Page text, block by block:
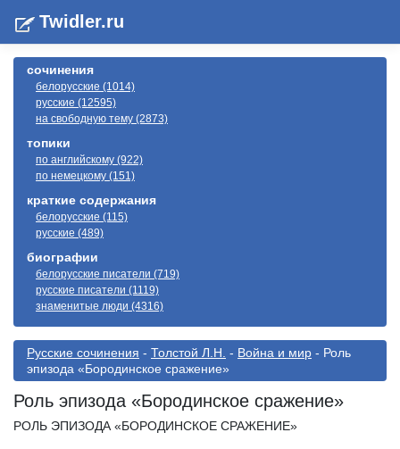
Twidler.ru
сочинения
белорусские (1014)
русские (12595)
на свободную тему (2873)
топики
по английскому (922)
по немецкому (151)
краткие содержания
белорусские (115)
русские (489)
биографии
белорусские писатели (719)
русские писатели (1119)
знаменитые люди (4316)
Русские сочинения - Толстой Л.Н. - Война и мир - Роль
эпизода «Бородинское сражение»
Роль эпизода «Бородинское сражение»
РОЛЬ ЭПИЗОДА «БОРОДИНСКОЕ СРАЖЕНИЕ»